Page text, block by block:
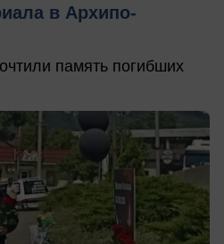
в Архипо-
память погибших